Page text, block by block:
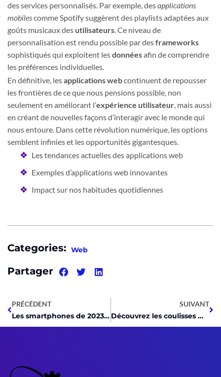
des services personnalisés. Par exemple, desapplications
mobilescomme Spotify suggèrent des playlists adaptées aux
goûts musicaux des utilisateurs. Ce niveau de
personnalisation est rendu possible par desframeworks
sophistiqués qui exploitent lesdonnéesafin de comprendre
les préférences individuelles.
En définitive, lesapplications webcontinuent de repousser
les frontières de ce que nous pensions possible, non
seulement en améliorant l’expérience utilisateur, mais aussi
en créant de nouvelles façons d’interagir avec le monde qui
nous entoure. Dans cette révolution numérique, les options
semblent infinies et les opportunités gigantesques.
Les tendances actuelles des applications web
Exemples d’applications web innovantes
Impact sur nos habitudes quotidiennes
Categories: Web
Partager
PRÉCÉDENT
Les smartphones de 2023 qui révolutionnent la high-tech : notre sélection incontournable
SUIVANT
Découvrez les coulisses mystérieuses du cloud en high-tech !